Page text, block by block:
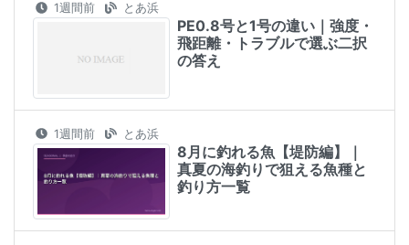
1週間前 とあ浜
PE0.8号と1号の違い｜強度・
飛距離・トラブルで選ぶ二択
の答え
1週間前 とあ浜
8月に釣れる魚【堤防編】｜
真夏の海釣りで狙える魚種と
釣り方一覧